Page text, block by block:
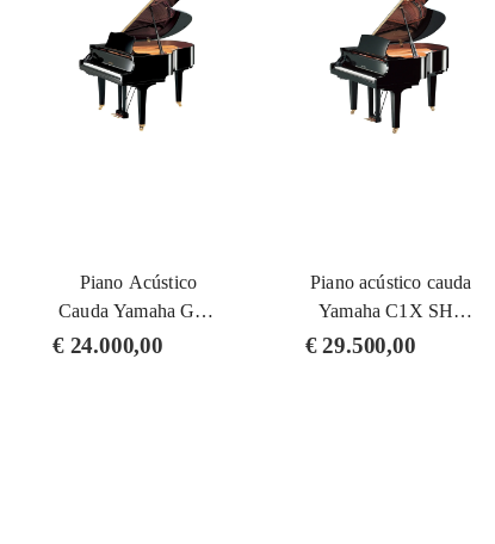
Piano Acústico
Cauda Yamaha GC1
SH3 PE (Silent)
€24.000,00
Piano acústico cauda
Yamaha C1X SH3
PE (Silent)
€29.500,00